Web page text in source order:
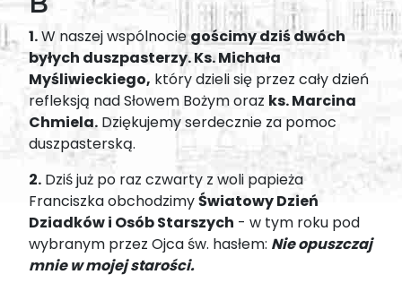
1.W naszej wspólnociegościmy dziś dwóch
byłych duszpasterzy. Ks. Michała
Myśliwieckiego, który dzieli się przez cały dzień
refleksją nad Słowem Bożym oraz ks. Marcina
Chmiela. Dziękujemy serdecznie za pomoc
duszpasterską.
2. Dziś już po raz czwarty z woli papieża
Franciszka obchodzimyŚwiatowy Dzień
Dziadków i Osób Starszych - w tym roku pod
wybranym przez Ojca św. hasłem: Nie opuszczaj
mnie w mojej starości.